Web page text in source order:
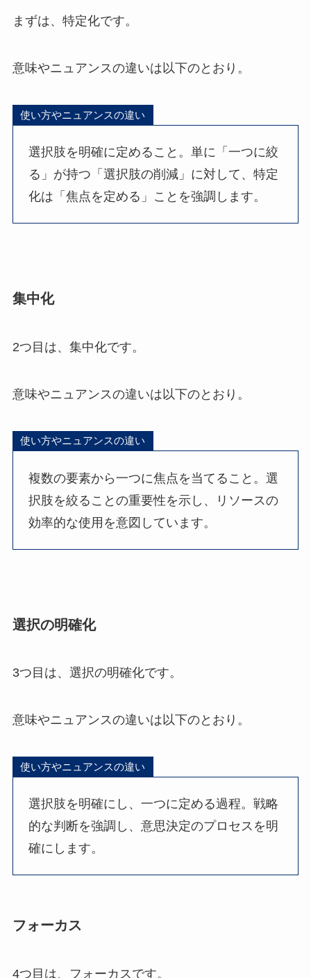
まずは、特定化です。
意味やニュアンスの違いは以下のとおり。
使い方やニュアンスの違い
選択肢を明確に定めること。単に「一つに絞
る」が持つ「選択肢の削減」に対して、特定
化は「焦点を定める」ことを強調します。
集中化
2つ目は、集中化です。
意味やニュアンスの違いは以下のとおり。
使い方やニュアンスの違い
複数の要素から一つに焦点を当てること。選
択肢を絞ることの重要性を示し、リソースの
効率的な使用を意図しています。
選択の明確化
3つ目は、選択の明確化です。
意味やニュアンスの違いは以下のとおり。
使い方やニュアンスの違い
選択肢を明確にし、一つに定める過程。戦略
的な判断を強調し、意思決定のプロセスを明
確にします。
フォーカス
4つ目は、フォーカスです。